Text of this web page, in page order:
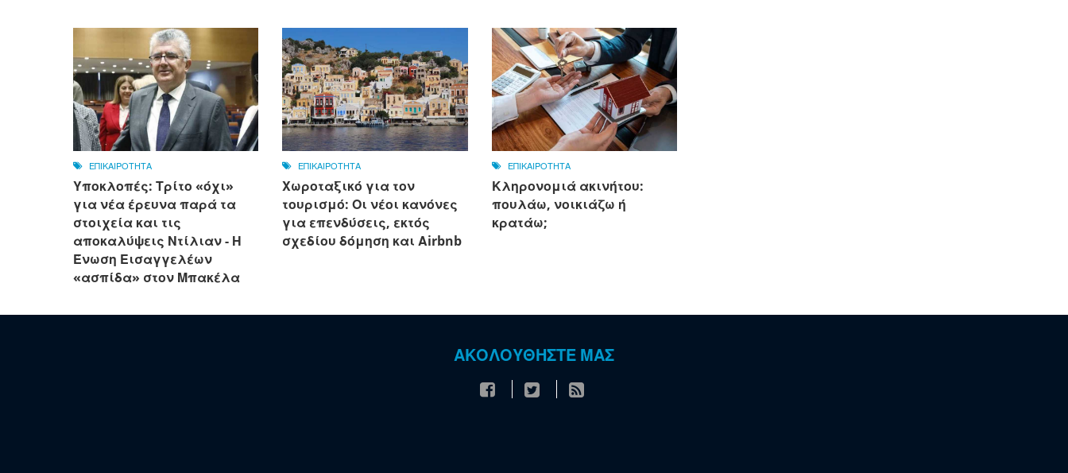
ΕΠΙΚΑΙΡΟΤΗΤΑ
Υποκλοπές: Τρίτο «όχι»
για νέα έρευνα παρά τα
στοιχεία και τις
αποκαλύψεις Ντίλιαν - Η
Ένωση Εισαγγελέων
«ασπίδα» στον Μπακέλα
ΕΠΙΚΑΙΡΟΤΗΤΑ
Χωροταξικό για τον
τουρισμό: Οι νέοι κανόνες
για επενδύσεις, εκτός
σχεδίου δόμηση και Αirbnb
ΕΠΙΚΑΙΡΟΤΗΤΑ
Κληρονομιά ακινήτου:
πουλάω, νοικιάζω ή
κρατάω;
ΑΚΟΛΟΥΘΗΣΤΕ ΜΑΣ